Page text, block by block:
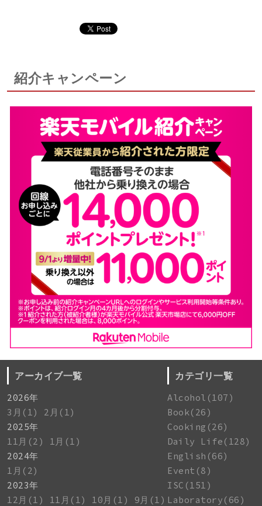
紹介キャンペーン
アーカイブ一覧
2026年
3月(1)
2月(1)
2025年
11月(2)
1月(1)
2024年
1月(2)
2023年
12月(1)
11月(1) 10月(1)
9月(1)
カテゴリ一覧
Alcohol(107)
Book(26)
Cooking(26)
Daily Life(128)
English(66)
Event(8)
ISC(151)
Laboratory(66)